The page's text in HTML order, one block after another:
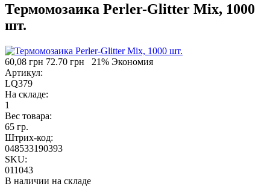
Термомозаика Perler-Glitter Mix, 1000
шт.
60,08 грн 72.70 грн
21% Экономия
Артикул:
LQ379
На складе:
1
Вес товара:
65 гр.
Штрих-код:
048533190393
SKU:
011043
В наличии на складе